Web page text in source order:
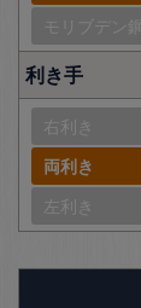
モリブデン鋼
利き手
右利き
両利き
左利き